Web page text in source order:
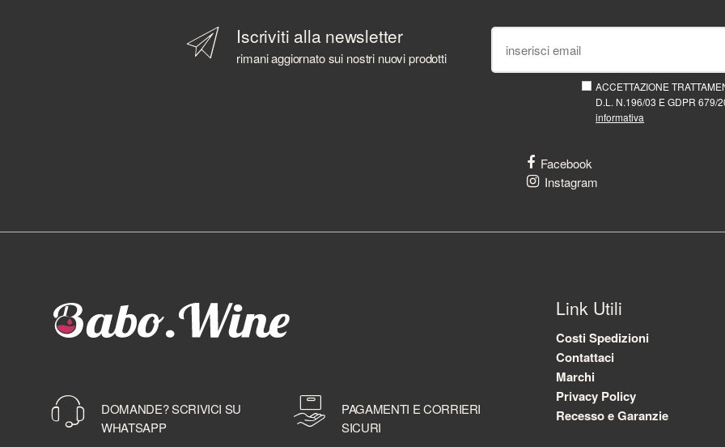
Iscriviti alla newsletter
rimani aggiornato sui nostri nuovi prodotti
ACCETTAZIONE
D.L. N.196/03 E GDPR 679/
informativa
Facebook
Instagram
DOMANDE? SCRIVICI SU
WHATSAPP
PAGAMENTI E CORRIERI
SICURI
Link Utili
Costi Spedizioni
Contattaci
Marchi
Privacy Policy
Recesso e Garanzie